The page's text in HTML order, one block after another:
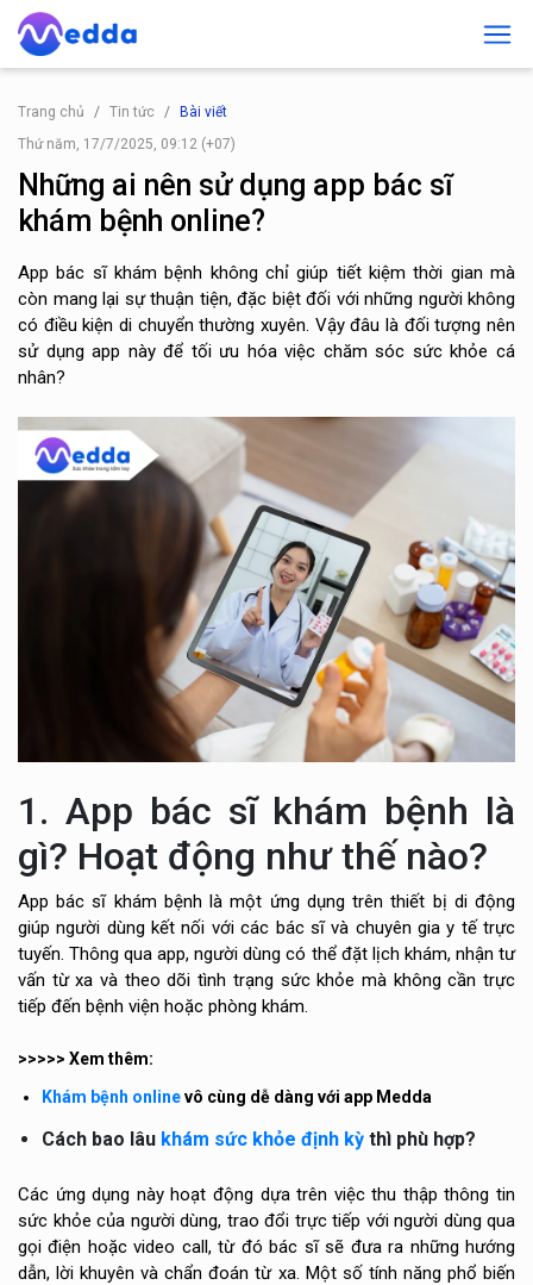
Trang chủ Tin tức
Bài viết
Thứ năm, 17/7/2025, 09:12 (+07)
Những ai nên sử dụng app bác sĩ
khám bệnh online?
App bác sĩ khám bệnh không chỉ giúp tiết kiệm thời gian mà
còn mang lại sự thuận tiện, đặc biệt đối với những người không
có điều kiện di chuyển thường xuyên. Vậy đâu là đối tượng nên
sử dụng app này để tối ưu hóa việc chăm sóc sức khỏe cá
nhân?
1. App bác sĩ khám bệnh là
gì? Hoạt động như thế nào?
App bác sĩ khám bệnh là một ứng dụng trên thiết bị di động
giúp người dùng kết nối với các bác sĩ và chuyên gia y tế trực
tuyến. Thông qua app, người dùng có thể đặt lịch khám, nhận tư
vấn từ xa và theo dõi tình trạng sức khỏe mà không cần trực
tiếp đến bệnh viện hoặc phòng khám.
>>>>> Xem thêm:
Khám bệnh onlinevô cùng dễ dàng với app Medda
Cách bao lâu khám sức khỏe định kỳ thì phù hợp?
Các ứng dụng này hoạt động dựa trên việc thu thập thông tin
sức khỏe của người dùng, trao đổi trực tiếp với người dùng qua
gọi điện hoặc video call, từ đó bác sĩ sẽ đưa ra những hướng
dẫn, lời khuyên và chẩn đoán từ xa. Một số tính năng phổ biến